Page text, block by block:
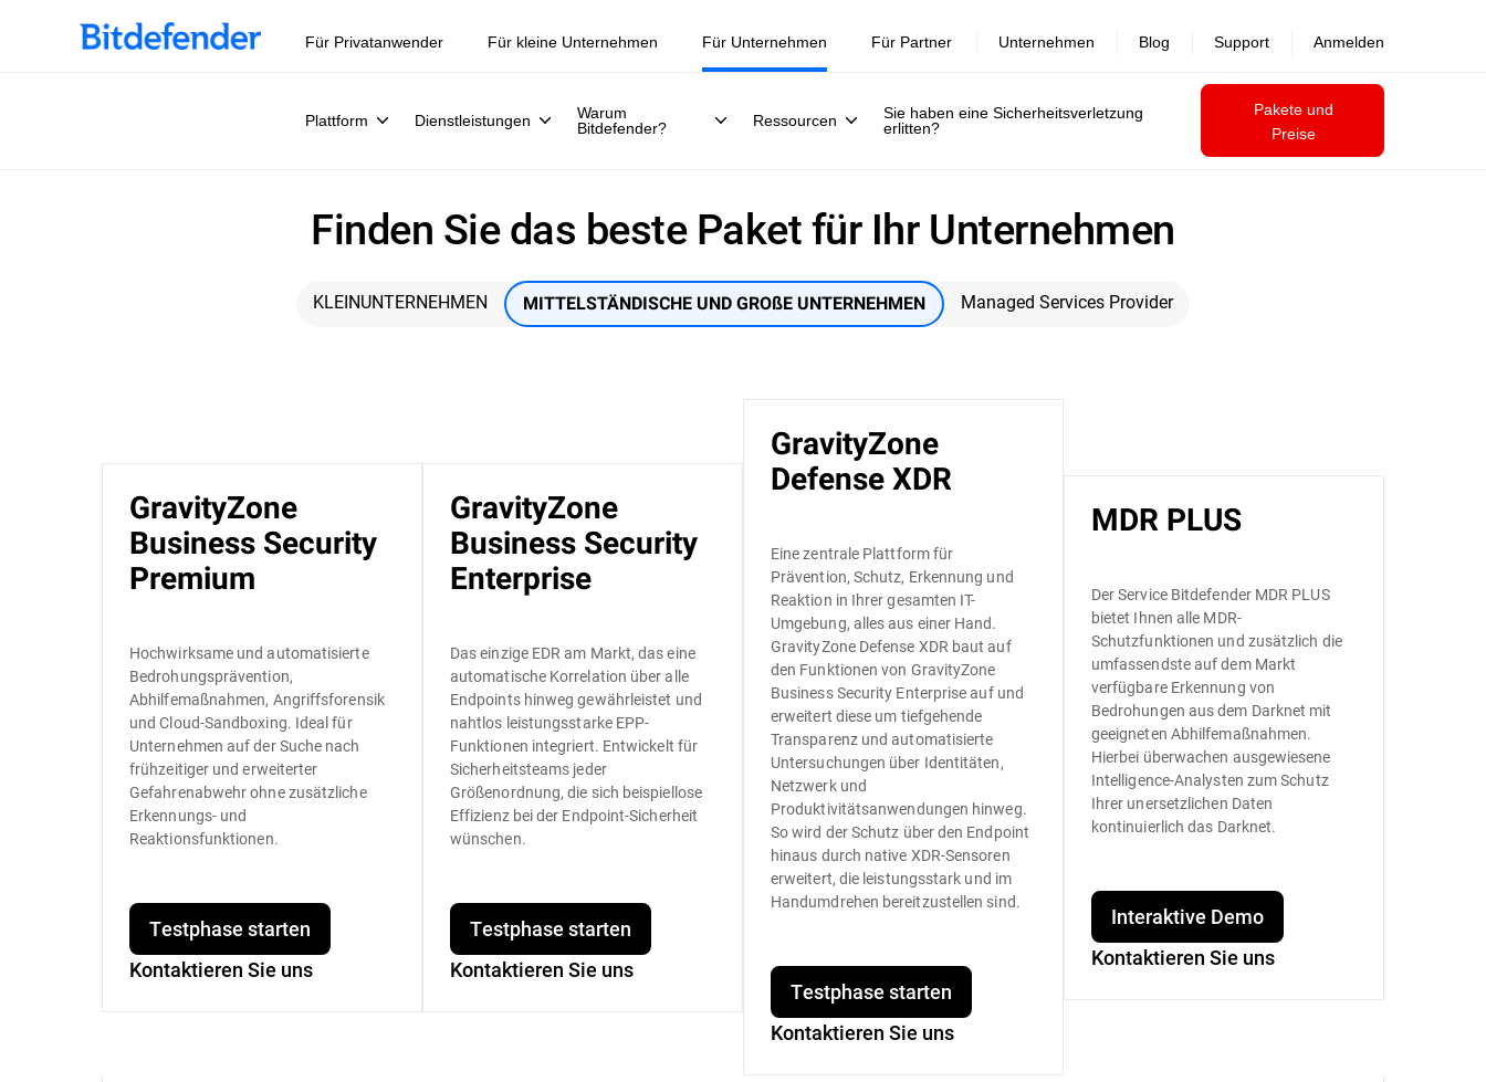
Für Privatanwender Für kleine Unternehmen Für Unternehmen
Plattform Dienstleistungen
Warum
Bitdefender?
Ressourcen
Sie haben eine Sicherheitsverletzung
erlitten?
Pakete und
Preise
Für Partner Unternehmen Blog Support Anmelden
Finden Sie das beste Paket für Ihr Unternehmen
KLEINUNTERNEHMEN MITTELSTÄNDISCHE UND GROßE UNTERNEHMEN Managed Services Provider
GravityZone
Business Security
Premium
Hochwirksame und automatisierte
Bedrohungsprävention,
Abhilfemaßnahmen, Angriffsforensik
und Cloud-Sandboxing. Ideal für
Unternehmen auf der Suche nach
frühzeitiger und erweiterter
Gefahrenabwehr ohne zusätzliche
Erkennungs- und
Reaktionsfunktionen.
Testphase starten
Kontaktieren Sie uns
GravityZone
Business Security
Enterprise
Das einzige EDR am Markt, das eine
automatische Korrelation über alle
Endpoints hinweg gewährleistet und
nahtlos leistungsstarke EPP-
Funktionen integriert. Entwickelt für
Sicherheitsteams jeder
Größenordnung, die sich beispiellose
Effizienz bei der Endpoint-Sicherheit
wünschen.
Testphase starten
Kontaktieren Sie uns
GravityZone
Defense XDR
Eine zentrale Plattform für
Prävention, Schutz, Erkennung und
Reaktion in Ihrer gesamten IT-
Umgebung, alles aus einer Hand.
GravityZone Defense XDR baut auf
den Funktionen von GravityZone
Business Security Enterprise auf und
erweitert diese um tiefgehende
Transparenz und automatisierte
Untersuchungen über Identitäten,
Netzwerk und
Produktivitätsanwendungen hinweg.
So wird der Schutz über den Endpoint
hinaus durch native XDR-Sensoren
erweitert, die leistungsstark und im
Handumdrehen bereitzustellen sind.
Testphase starten
Kontaktieren Sie uns
MDR PLUS
Der Service Bitdefender MDR PLUS
bietet Ihnen alle MDR-
Schutzfunktionen und zusätzlich die
umfassendste auf dem Markt
verfügbare Erkennung von
Bedrohungen aus dem Darknet mit
geeigneten Abhilfemaßnahmen.
Hierbei überwachen ausgewiesene
Intelligence-Analysten zum Schutz
Ihrer unersetzlichen Daten
kontinuierlich das Darknet.
Interaktive Demo
Kontaktieren Sie uns